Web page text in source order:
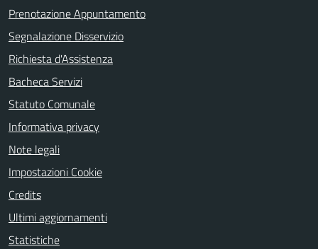
Prenotazione Appuntamento
Segnalazione Disservizio
Richiesta d'Assistenza
Bacheca Servizi
Statuto Comunale
Informativa privacy
Note legali
Impostazioni Cookie
Credits
Ultimi aggiornamenti
Statistiche